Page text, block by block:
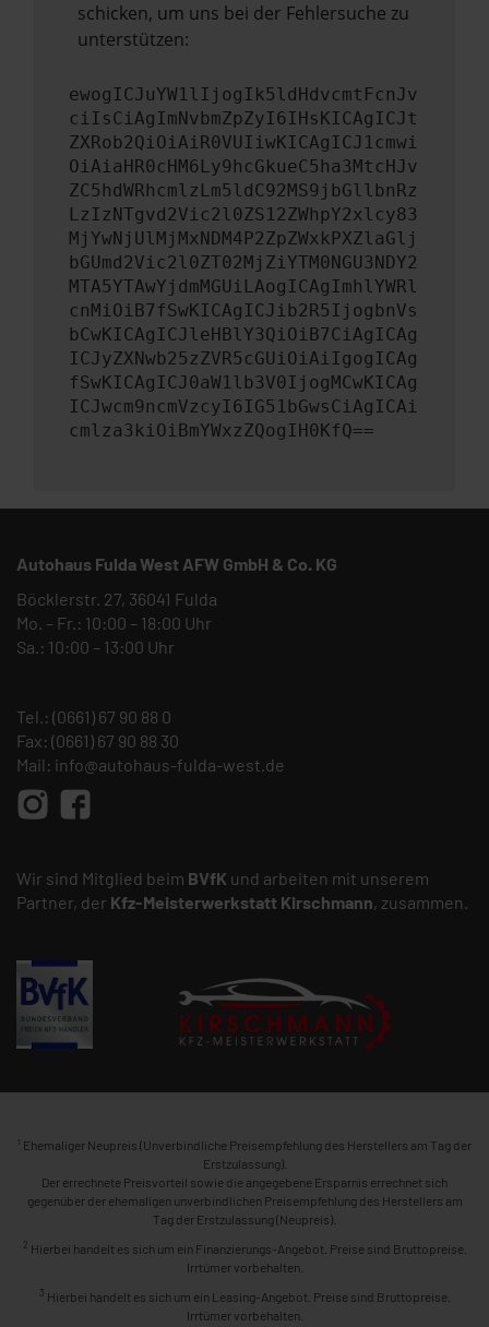
schicken, um uns bei der Fehlersuche zu
unterstützen:
ewogICJuYW1lIjogIk5ldHdvcmtFcnJv
ciIsCiAgImNvbmZpZyI6IHsKICAgICJt
ZXRob2QiOiAiR0VUIiwKICAgICJ1cmwi
OiAiaHR0cHM6Ly9hcGkueC5ha3MtcHJv
ZC5hdWRhcmlzLm5ldC92MS9jbGllbnRz
LzIzNTgvd2Vic2l0ZS12ZWhpY2xlcy83
MjYwNjUlMjMxNDM4P2ZpZWxkPXZlaGlj
bGUmd2Vic2l0ZT02MjZiYTM0NGU3NDY2
MTA5YTAwYjdmMGUiLAogICAgImhlYWRl
cnMiOiB7fSwKICAgICJib2R5IjogbnVs
bCwKICAgICJleHBlY3QiOiB7CiAgICAg
ICJyZXNwb25zZVR5cGUiOiAiIgogICAg
fSwKICAgICJ0aW1lb3V0IjogMCwKICAg
ICJwcm9ncmVzcyI6IG51bGwsCiAgICAi
cmlza3kiOiBmYWxzZQogIH0KfQ==
Autohaus Fulda West AFW GmbH & Co. KG
Böcklerstr. 27, 36041 Fulda
Mo. – Fr.: 10:00 – 18:00 Uhr
Sa.: 10:00 – 13:00 Uhr
Tel.: (0661) 67 90 88 0
Fax: (0661) 67 90 88 30
Mail: info@autohaus-fulda-west.de
Wir sind Mitglied beim BVfK und arbeiten mit unserem
Partner, der Kfz-Meisterwerkstatt Kirschmann, zusammen.
1 Ehemaliger Neupreis (Unverbindliche Preisempfehlung des Herstellers am Tag der
Erstzulassung).
Der errechnete Preisvorteil sowie die angegebene Ersparnis errechnet sich
gegenüber der ehemaligen unverbindlichen Preisempfehlung des Herstellers am
Tag der Erstzulassung (Neupreis).
2 Hierbei handelt es sich um ein Finanzierungs-Angebot. Preise sind Bruttopreise.
Irrtümer vorbehalten.
3 Hierbei handelt es sich um ein Leasing-Angebot. Preise sind Bruttopreise.
Irrtümer vorbehalten.